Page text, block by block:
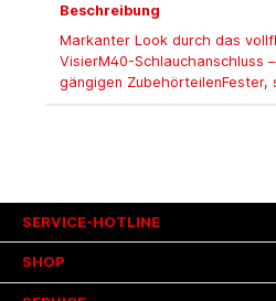
Beschreibung
Markanter Look durch das
VisierM40-Schlauchanschluss
gängigen ZubehörteilenFester,
SHOP
SERVICE-HOTLINE